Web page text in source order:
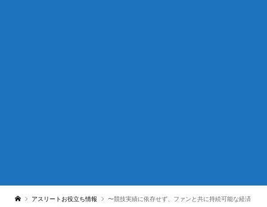
アスリートお役立ち情報
〜競技実績に依存せず、ファンと共に持続可能な経済